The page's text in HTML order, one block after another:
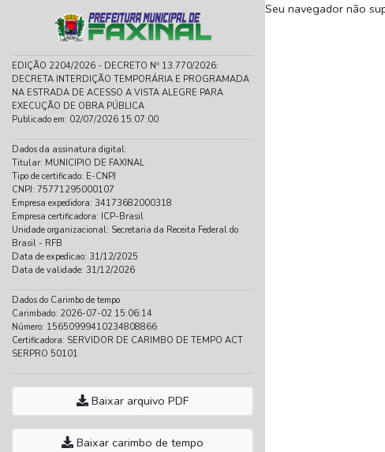
EDIÇÃO 2204/2026 - DECRETO Nº 13.770/2026:
DECRETA INTERDIÇÃO TEMPORÁRIA E PROGRAMADA
NA ESTRADA DE ACESSO A VISTA ALEGRE PARA
EXECUÇÃO DE OBRA PÚBLICA
Publicado em: 02/07/2026 15:07:00
Dados da assinatura digital:
Titular: MUNICIPIO DE FAXINAL
Tipo de certificado: E-CNPJ
CNPJ: 75771295000107
Empresa expedidora: 34173682000318
Empresa certificadora: ICP-Brasil
Unidade organizacional: Secretaria da Receita Federal do
Brasil - RFB
Data de expedicao: 31/12/2025
Data de validade: 31/12/2026
Dados do Carimbo de tempo
Carimbado: 2026-07-02 15:06:14
Número: 15650999410234808866
Certificadora: SERVIDOR DE CARIMBO DE TEMPO ACT
SERPRO 50101
Baixar arquivo PDF
Baixar carimbo de tempo
Seu navegador não